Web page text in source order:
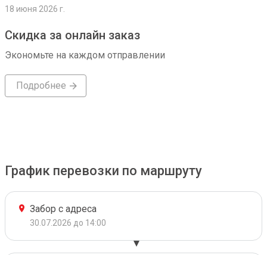
18 июня 2026 г.
Скидка за онлайн заказ
Экономьте на каждом отправлении
Подробнее
График перевозки по маршруту
Забор с адреса
30.07.2026 до 14:00